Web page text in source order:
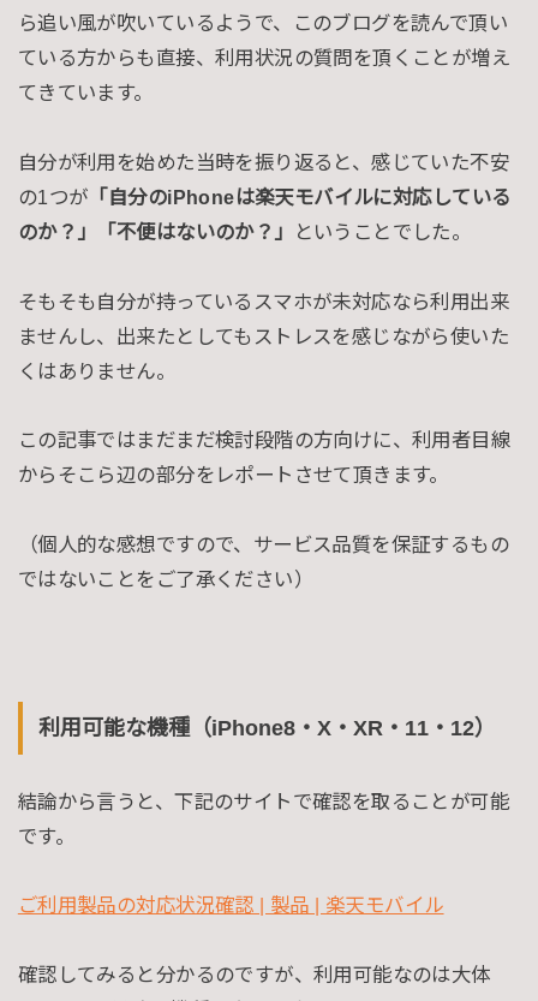
ら追い風が吹いているようで、このブログを読んで頂い
ている方からも直接、利用状況の質問を頂くことが増え
てきています。
自分が利用を始めた当時を振り返ると、感じていた不安
の1つが 「自分のiPhoneは楽天モバイルに対応している
のか？」「不便はないのか？」
ということでした。
そもそも自分が持っているスマホが未対応なら利用出来
ませんし、出来たとしてもストレスを感じながら使いた
くはありません。
この記事ではまだまだ検討段階の方向けに、利用者目線
からそこら辺の部分をレポートさせて頂きます。
（個人的な感想ですので、サービス品質を保証するもの
ではないことをご了承ください）
利用可能な機種（iPhone8・X・XR・11・12）
結論から言うと、下記のサイトで確認を取ることが可能
です。
ご利用製品の対応状況確認 | 製品 | 楽天モバイル
確認してみると分かるのですが、利用可能なのは大体